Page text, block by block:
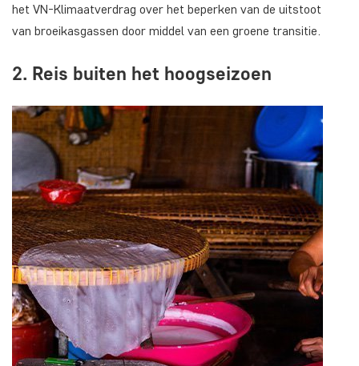
het VN-Klimaatverdrag over het beperken van de uitstoot
van broeikasgassen door middel van een groene transitie.
2. Reis buiten het hoogseizoen